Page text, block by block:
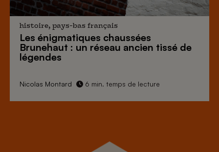
histoire, pays-bas français
Les énigmatiques chaussées
Brunehaut : un réseau ancien tissé de
légendes
Nicolas Montard 6 min. temps de lecture